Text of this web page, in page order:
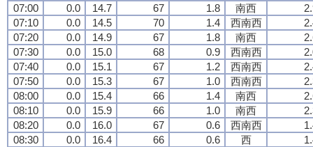
07:00
0.0 14.7 67 1.8 南西
07:10
0.0 14.5 70 1.4 西南西
07:20
0.0 14.9 67 1.8 南西
07:30
0.0 15.0 68 0.9 西南西
07:40
0.0 15.1 67 1.2 西南西
07:50
0.0 15.3 67 1.0 西南西
08:00
0.0 15.4 66 1.4 南西
08:10
0.0 15.9 66 1.0 南西
08:20
0.0 16.0 67 0.6 西南西
08:30
0.0 16.4 66 0.6 西